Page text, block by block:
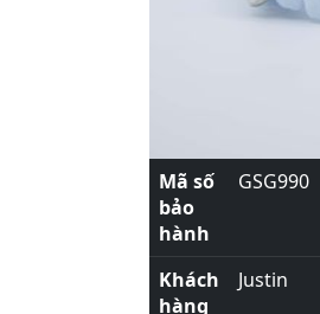
Mã số
bảo
hành
GSG990
Khách
hàng
Justin